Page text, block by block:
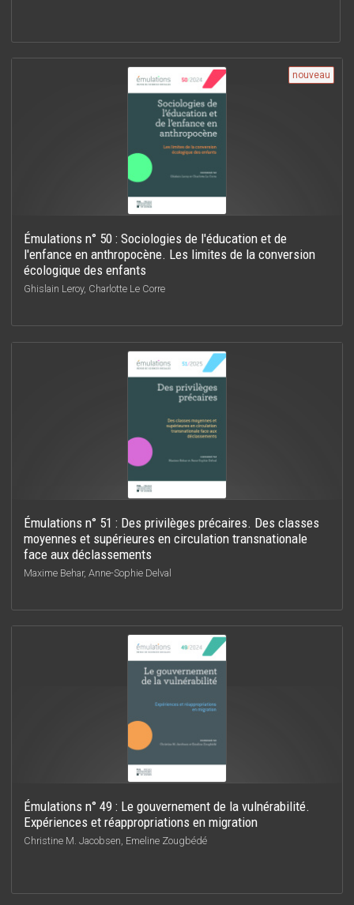
nouveau
Émulations n° 50 : Sociologies de l'éducation et de
l'enfance en anthropocène. Les limites de la conversion
écologique des enfants
Ghislain Leroy, Charlotte Le Corre
Émulations n° 51 : Des privilèges précaires. Des classes
moyennes et supérieures en circulation transnationale
face aux déclassements
Maxime Behar, Anne-Sophie Delval
Émulations n° 49 : Le gouvernement de la vulnérabilité.
Expériences et réappropriations en migration
Christine M. Jacobsen, Emeline Zougbédé